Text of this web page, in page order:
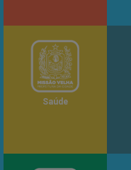
Saúde